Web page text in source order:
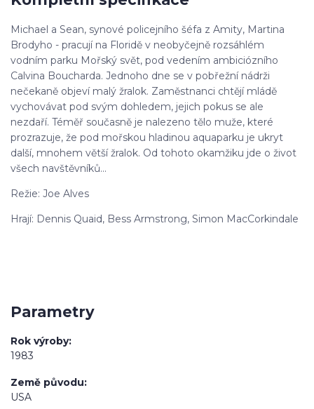
Michael a Sean, synové policejního šéfa z Amity, Martina
Brodyho - pracují na Floridě v neobyčejně rozsáhlém
vodním parku Mořský svět, pod vedením ambiciózního
Calvina Boucharda. Jednoho dne se v pobřežní nádrži
nečekaně objeví malý žralok. Zaměstnanci chtějí mládě
vychovávat pod svým dohledem, jejich pokus se ale
nezdaří. Téměř současně je nalezeno tělo muže, které
prozrazuje, že pod mořskou hladinou aquaparku je ukryt
další, mnohem větší žralok. Od tohoto okamžiku jde o život
všech navštěvníků...
Režie: Joe Alves
Hrají: Dennis Quaid, Bess Armstrong, Simon MacCorkindale
Parametry
Rok výroby
1983
Země původu
USA